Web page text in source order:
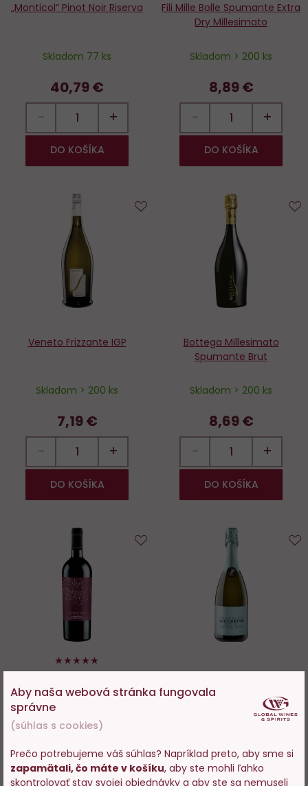
„Monticol“ Pinot Noir Riserva
Skladom 77 ks
40,79 €
− +
DO KOŠÍKA
Fili Mille Bolle Spumante Extra
Dry Millesimato
Skladom > 200 ks
8,89 €
− +
DO KOŠÍKA
Veneto Frizzante IGP
Skladom > 200 ks
7,19 €
− +
DO KOŠÍKA
Bottega Millesimato
Spumante Brut
Skladom > 200 ks
8,69 €
− +
DO KOŠÍKA
100%
Lunatico Primitivo Puglia IGP
Skladom > 200 ks
8,29 €
Prosecco DOC Extra Dry
Sacchetto Spumante
Skladom > 200 ks
8,29 €
Aby naša webová stránka fungovala
správne
(súhlas s cookies)
Prečo potrebujeme váš súhlas? Napríklad preto, aby sme si
zapamätali, čo máte v košíku, aby ste mohli ľahko
skontrolovať stav svojej objednávky a aby ste sa nemuseli
Vstupujete na stránky s